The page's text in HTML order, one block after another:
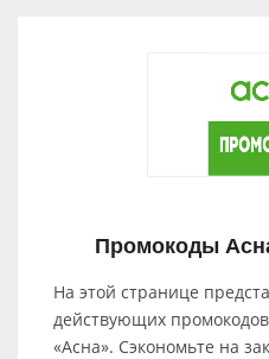
Промокоды
На этой странице
действующих
«Асна». Сэкономьте на